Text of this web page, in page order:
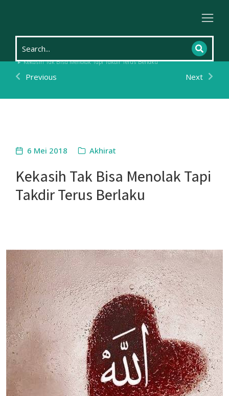
You are here:
Kekasih Tak Bisa Menolak Tapi Takdir Terus Berlaku
Previous Next
6 Mei 2018 Akhirat
Kekasih Tak Bisa Menolak Tapi
Takdir Terus Berlaku